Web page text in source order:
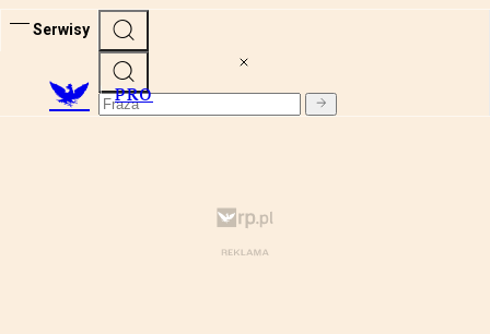
Serwisy
PRO